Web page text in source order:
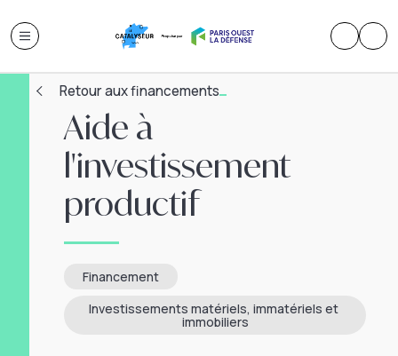
Retour aux financements
Aide à
l'investissement
productif
Financement
Investissements matériels, immatériels et
immobiliers